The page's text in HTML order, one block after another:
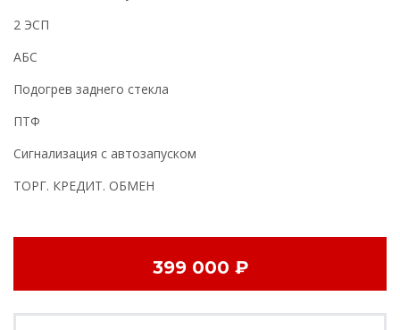
2 ЭСП
АБС
Подогрев заднего стекла
ПТФ
Сигнализация с автозапуском
ТОРГ. КРЕДИТ. ОБМЕН
399 000 ₽